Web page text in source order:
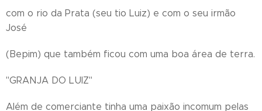
com o rio da Prata (seu tio Luiz) e com o seu irmão
José
(Bepim) que também ficou com uma boa área de terra.
"GRANJA DO LUIZ"
Além de comerciante tinha uma paixão incomum pelas